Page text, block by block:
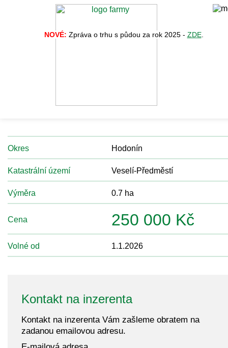
NOVÉ: Zpráva o trhu s půdou za rok 2025 - ZDE.
Okres Hodonín
Katastrální území Veselí-Předměstí
Výměra 0.7 ha
Cena 250 000 Kč
Volné od 1.1.2026
Kontakt na inzerenta
Kontakt na inzerenta Vám zašleme obratem na
zadanou emailovou adresu.